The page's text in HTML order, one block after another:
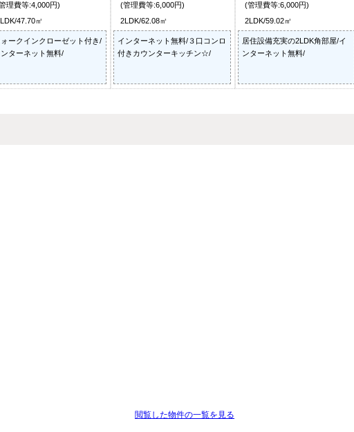
理費等:4,000円)
47.70㎡
ォークインクローゼット付き/
ンターネット無料/
(管理費等:6,000円)
2LDK/62.08㎡
インターネット無料/３口コンロ
付きカウンターキッチン☆/
(管理費等:6,000円)
2LDK/59.02㎡
居住設備充実の2LDK角部屋/イ
ンターネット無料/
閲覧した物件の一覧を見る